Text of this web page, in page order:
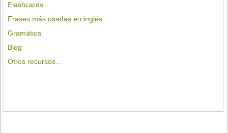
Flashcards
Frases más usadas en inglés
Gramática
Blog
Otros recursos...